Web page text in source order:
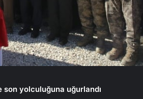
yolculuğuna uğurlandı